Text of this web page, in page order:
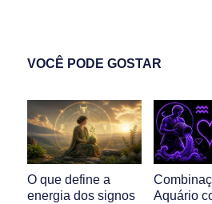
VOCÊ PODE GOSTAR
O que define a
energia dos signos
Aquário